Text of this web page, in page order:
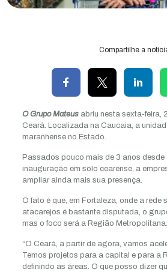
Compartilhe a
O Grupo Mateusabriu nesta sexta-feira,
Ceará. Localizada na Caucaia, a
maranhense no Estado.
Passados pouco mais de 3 anos desde
inauguração em solo cearense, a
ampliar ainda mais sua presença.
O fato é que, em Fortaleza, onde a rede
atacarejos é bastante disputada, o
mas o foco será a Região Metropolitana.
“O Ceará, a partir de agora, vamos
Temos projetos para a capital e para a
definindo as áreas. O que posso dizer